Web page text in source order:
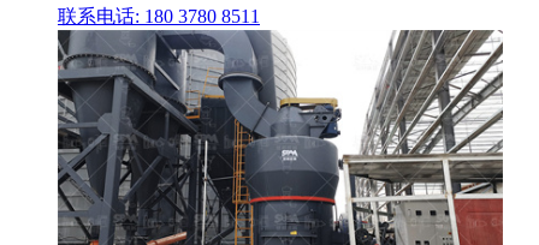
联系电话: 180 3780 8511